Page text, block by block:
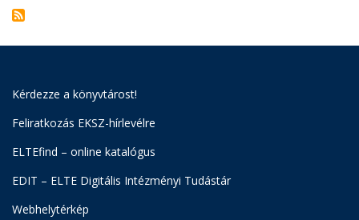
Kérdezze a könyvtárost!
Feliratkozás EKSZ-hírlevélre
ELTEfind – online katalógus
EDIT – ELTE Digitális Intézményi Tudástár
Webhelytérkép